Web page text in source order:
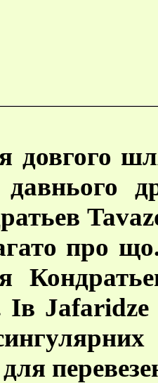
довгого
давнього
про